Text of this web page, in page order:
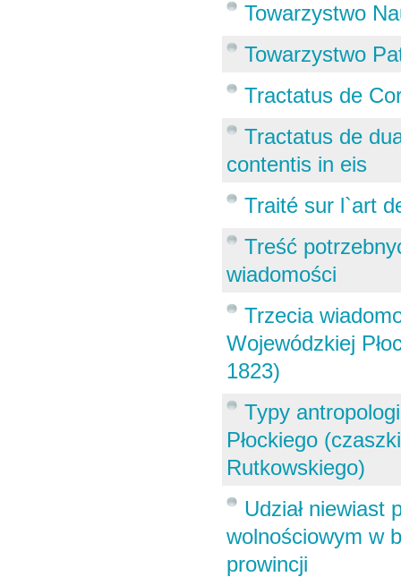
Towarzystwo
Towarzystwo
Tractatus de
Tractatus de
contentis in eis
Traité sur l`art
Treść
wiadomości
Trzecia
Wojewódzkiej
1823)
Typy
Płockiego
Rutkowskiego)
Udział niewiast
wolnościowym w
prowincji